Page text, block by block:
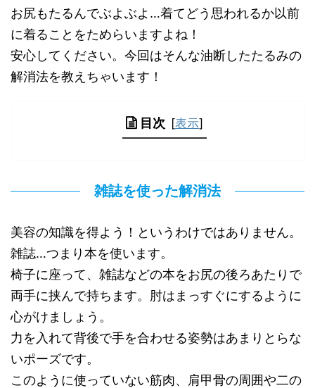
お尻もたるんでぶよぶよ…着てどう思われるか以前
に着ることをためらいますよね！
安心してください。今回はそんな油断したたるみの
解消法を教えちゃいます！
目次 [表示]
雑誌を使った解消法
美容の知識を得よう！というわけではありません。
雑誌…つまり本を使います。
椅子に座って、雑誌などの本をお尻の後ろあたりで
両手に挟んで持ちます。肘はまっすぐにするように
心がけましょう。
力を入れて背後で手を合わせる姿勢はあまりとらな
いポーズです。
このように使っていない筋肉、肩甲骨の周囲や二の